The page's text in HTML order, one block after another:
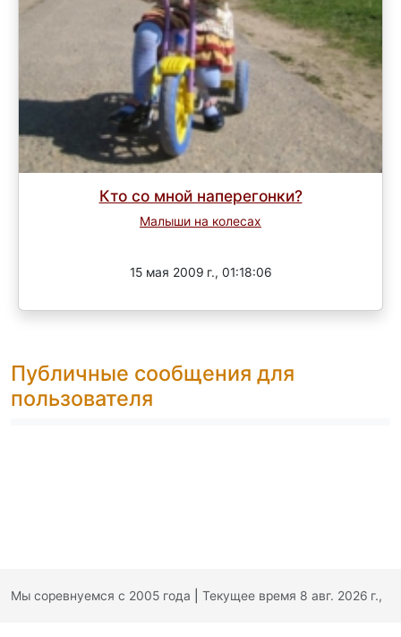
Кто со мной наперегонки?
Малыши на колесах
15 мая 2009 г., 01:18:06
Публичные сообщения для
пользователя
Мы соревнуемся с 2005 года Текущее время 8 авг. 2026 г.,